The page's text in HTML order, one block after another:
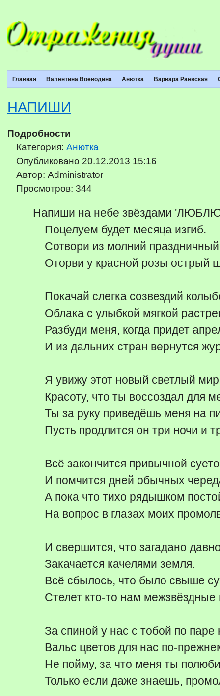
Главная Валентина Воеводина Анютка Варвара Раевская
НАПИШИ
Подробности
Категория: Анютка
Опубликовано 20.12.2013 15:16
Автор: Administrator
Просмотров: 344
Напиши на небе звёздами
Поцелуем будет месяца изгиб.
Сотвори из молний
Оторви у красной розы острый
Покачай слегка созвездий
Облака с улыбкой мягкой
Разбуди меня, когда придет
И из дальних стран вернутся
Я увижу этот новый светлый
Красоту, что ты воссоздал для
Ты за руку приведёшь меня на
Пусть продлится он три ночи и
Всё закончится привычной
И помчится дней обычных
А пока что тихо рядышком
На вопрос в глазах моих
И свершится, что загадано
Закачается качелями земля.
Всё сбылось, что было свыше
Стелет кто-то нам межзвёздные
За спиной у нас с тобой по паре
Вальс цветов для нас по-
Не пойму, за что меня ты
Только если даже знаешь,